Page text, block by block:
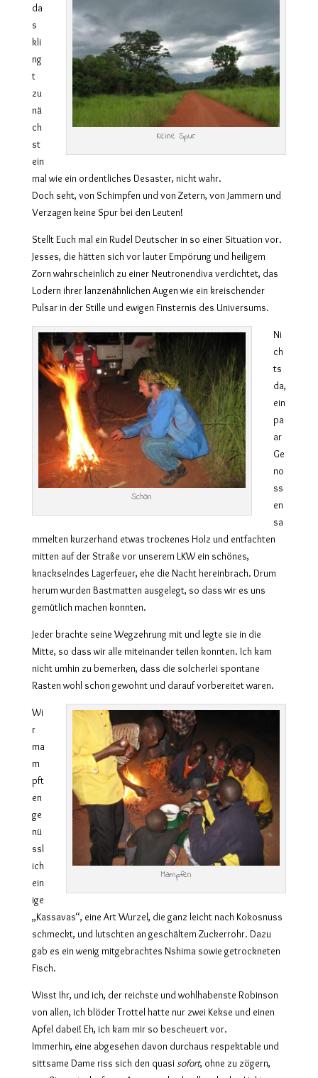
Keine Spur
da
s
kli
ng
t
zu
nä
ch
st
ein
mal wie ein ordentliches Desaster, nicht wahr.
Doch seht, von Schimpfen und von Zetern, von Jammern und
Verzagen keine Spur bei den Leuten!
Stellt Euch mal ein Rudel Deutscher in so einer Situation vor.
Jesses, die hätten sich vor lauter Empörung und heiligem
Zorn wahrscheinlich zu einer Neutronendiva verdichtet, das
Lodern ihrer lanzenähnlichen Augen wie ein kreischender
Pulsar in der Stille und ewigen Finsternis des Universums.
Schön
Ni
ch
ts
da,
ein
pa
ar
Ge
no
ss
en
sa
mmelten kurzerhand etwas trockenes Holz und entfachten
mitten auf der Straße vor unserem LKW ein schönes,
knackselndes Lagerfeuer, ehe die Nacht hereinbrach. Drum
herum wurden Bastmatten ausgelegt, so dass wir es uns
gemütlich machen konnten.
Jeder brachte seine Wegzehrung mit und legte sie in die
Mitte, so dass wir alle miteinander teilen konnten. Ich kam
nicht umhin zu bemerken, dass die solcherlei spontane
Rasten wohl schon gewohnt und darauf vorbereitet waren.
Mampfen
Wi
r
ma
m
pft
en
ge
nü
ssl
ich
ein
ige
„Kassavas“, eine Art Wurzel, die ganz leicht nach Kokosnuss
schmeckt, und lutschten an geschältem Zuckerrohr. Dazu
gab es ein wenig mitgebrachtes Nshima sowie getrockneten
Fisch.
Wisst Ihr, und ich, der reichste und wohlhabenste Robinson
von allen, ich blöder Trottel hatte nur zwei Kekse und einen
Apfel dabei! Eh, ich kam mir so bescheuert vor.
Immerhin, eine abgesehen davon durchaus respektable und
sittsame Dame riss sich den quasi sofort, ohne zu zögern,